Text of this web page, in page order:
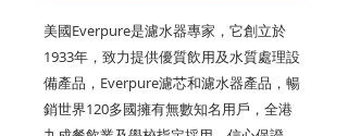
美國Everpure是濾水器專家，它創立於
1933年，致力提供優質飲用及水質處理設
備產品，Everpure濾芯和濾水器產品，暢
銷世界120多國擁有無數知名用戶，全港